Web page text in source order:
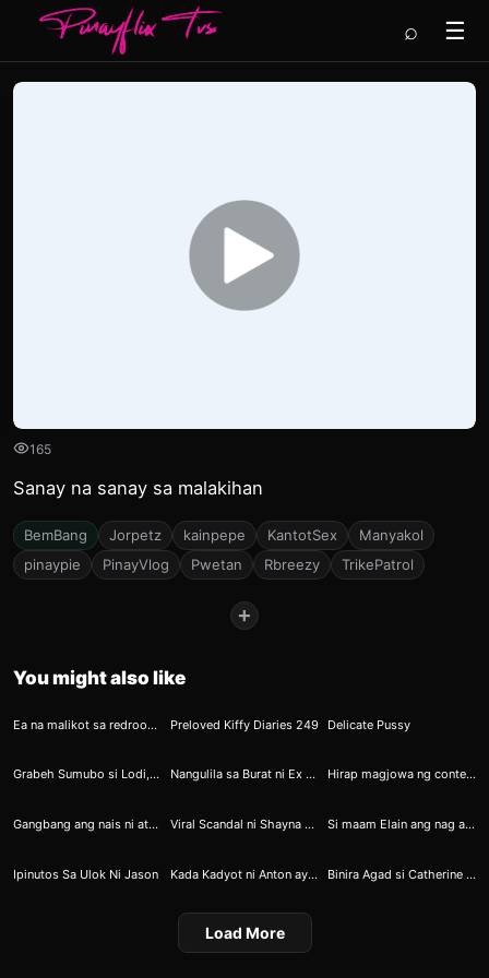
☰
⌕
165
Sanay na sanay sa malakihan
BemBang Jorpetz kainpepe KantotSex
Manyakol
pinaypie
PinayVlog Pwetan Rbreezy TrikePatrol
+
You might also like
27
Ea na malikot sa redroom kinalikot Preloved Kiffy Diaries 249 Delicate Pussy
107
Grabeh Sumubo si Lodi, Higop na Higop ang Pagsubo
110
Nangulila sa Burat ni Ex Boyfriend
158
Hirap magjowa ng content creator iyot na iyot kana nag eedit pa siya
191
Gangbang ang nais ni ate Ange
182
Viral Scandal ni Shayna Chua 2
326
Si maam Elain ang nag aya sa banyo
330
Ipinutos Sa Ulok Ni Jason
426
Kada Kadyot ni Anton ay Umaalon Ang Cocomelon
454
Binira Agad si Catherine Pagkatapos Maligo
Load More